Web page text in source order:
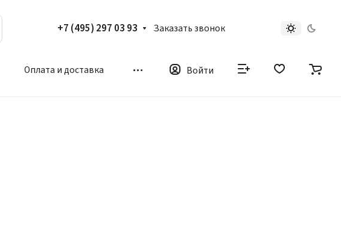
+7 (495) 297 03 93 Заказать звонок
Оплата и доставка Войти